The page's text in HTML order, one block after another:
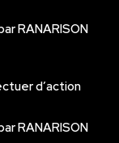
RANARISON
d’action
RANARISON